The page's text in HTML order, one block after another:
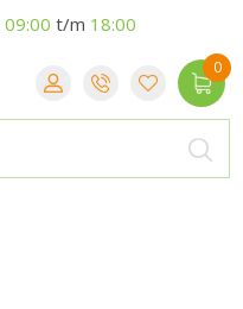
09:00 t/m 18:00